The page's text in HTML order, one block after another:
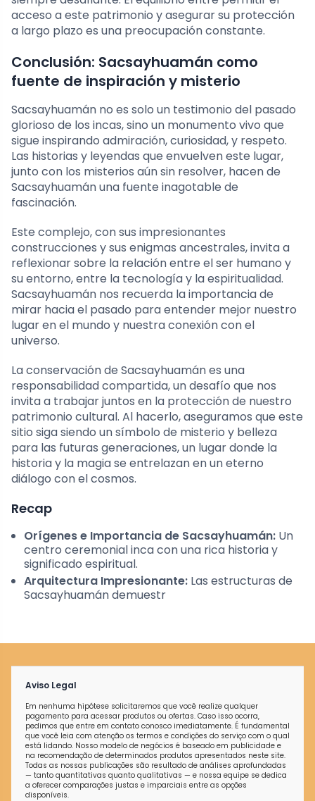
acceso a este patrimonio y asegurar su protección
a largo plazo es una preocupación constante.
Conclusión: Sacsayhuamán como
fuente de inspiración y misterio
Sacsayhuamán no es solo un testimonio del pasado
glorioso de los incas, sino un monumento vivo que
sigue inspirando admiración, curiosidad, y respeto.
Las historias y leyendas que envuelven este lugar,
junto con los misterios aún sin resolver, hacen de
Sacsayhuamán una fuente inagotable de
fascinación.
Este complejo, con sus impresionantes
construcciones y sus enigmas ancestrales, invita a
reflexionar sobre la relación entre el ser humano y
su entorno, entre la tecnología y la espiritualidad.
Sacsayhuamán nos recuerda la importancia de
mirar hacia el pasado para entender mejor nuestro
lugar en el mundo y nuestra conexión con el
universo.
La conservación de Sacsayhuamán es una
responsabilidad compartida, un desafío que nos
invita a trabajar juntos en la protección de nuestro
patrimonio cultural. Al hacerlo, aseguramos que este
sitio siga siendo un símbolo de misterio y belleza
para las futuras generaciones, un lugar donde la
historia y la magia se entrelazan en un eterno
diálogo con el cosmos.
Recap
Orígenes e Importancia de Sacsayhuamán: Un
centro ceremonial inca con una rica historia y
significado espiritual.
Arquitectura Impresionante: Las estructuras de
Sacsayhuamán demuestr
Aviso Legal
Em nenhuma hipótese solicitaremos que você realize qualquer
pagamento para acessar produtos ou ofertas. Caso isso ocorra,
pedimos que entre em contato conosco imediatamente. É fundamental
que você leia com atenção os termos e condições do serviço com o qual
está lidando. Nosso modelo de negócios é baseado em publicidade e
na recomendação de determinados produtos apresentados neste site.
Todas as nossas publicações são resultado de análises aprofundadas
— tanto quantitativas quanto qualitativas — e nossa equipe se dedica
a oferecer comparações justas e imparciais entre as opções
disponíveis.